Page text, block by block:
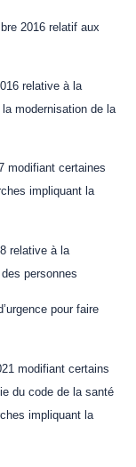
2016 relatif aux
relative à la
modernisation de la
certaines
impliquant la
à la
personnes
pour faire
modifiant certains
du code de la santé
impliquant la